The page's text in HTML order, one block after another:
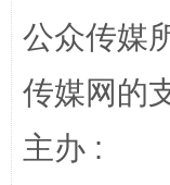
公众传媒
传媒网的
主办 :